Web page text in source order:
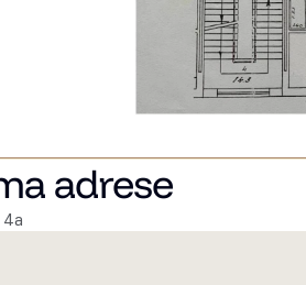
adrese
4a